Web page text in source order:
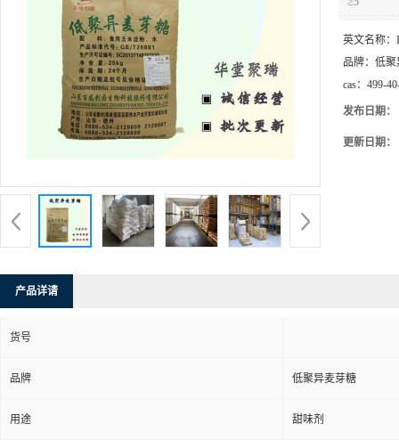
英文名称：
品牌： 低聚
cas： 499-
发布日期：
更新日期：
产品详请
货号
品牌 低聚异麦芽糖
用途 甜味剂